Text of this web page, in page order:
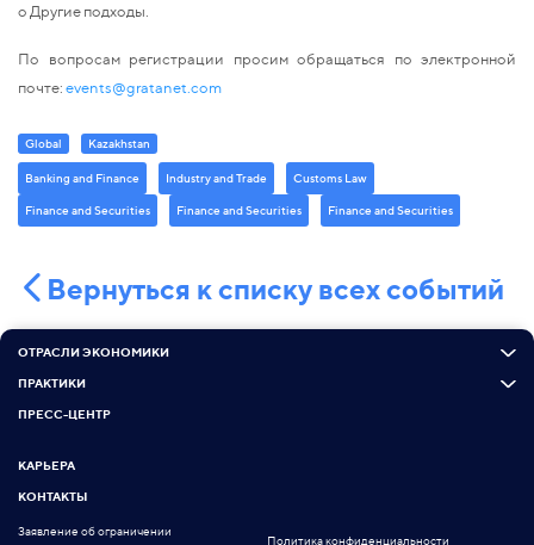
o Другие подходы.
По вопросам регистрации просим обращаться по электронной
почте:events@gratanet.com
Global Kazakhstan
Banking and Finance Industry and Trade Customs Law
Finance and Securities Finance and Securities Finance and Securities
Вернуться к списку всех событий
ОТРАСЛИ ЭКОНОМИКИ
ПРАКТИКИ
ПРЕСС-ЦЕНТР
КАРЬЕРА
КОНТАКТЫ
Заявление об ограничении
Политика конфиденциальности